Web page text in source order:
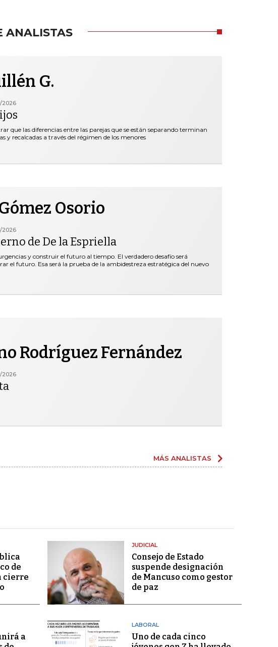
ANALISTAS
G.
2026
que las diferencias entre las parejas que se están separando terminan
y recalcadas a través del régimen de los menores
Osorio
2026
de De la Espriella
y construir el futuro al tiempo. El verdadero desafío será
el futuro. Esa será la prueba de la ambidestreza estratégica del nuevo
Rodríguez Fernández
2026
MÁS ANALISTAS
de
cierre
JUDICIAL
Consejo de Estado
suspende designación
de Mancuso como gestor
de paz
a
LABORAL
Uno de cada cinco